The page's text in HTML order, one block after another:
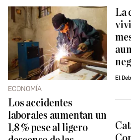
ECONOMÍA
Los accidentes
laborales aumentan un
1,8 % pese al ligero
La
El